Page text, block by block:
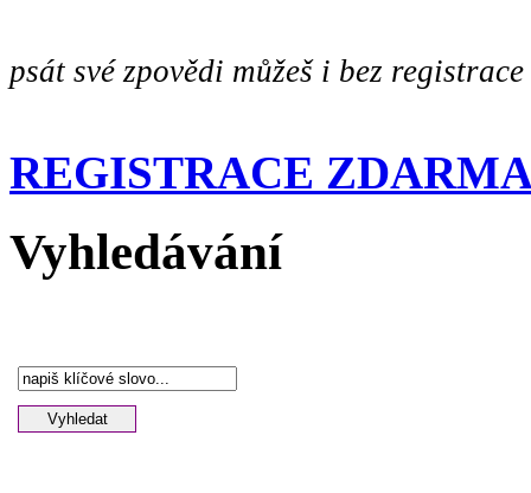
psát své zpovědi můžeš i bez registrace
REGISTRACE
Vyhledávání